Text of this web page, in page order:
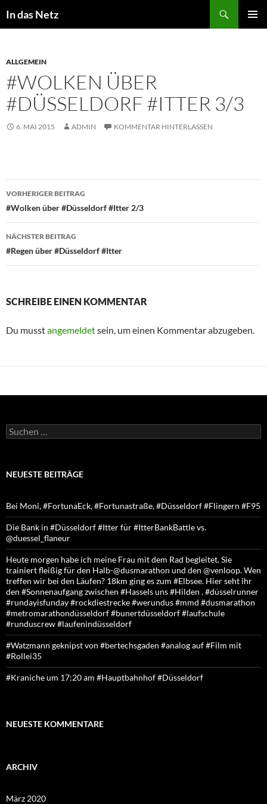
Inhalt
In das Netz
ALLGEMEIN
#WOLKEN ÜBER
#DÜSSELDORF #ITTER 3/3
6. MAI 2015 ADMIN KOMMENTAR HINTERLASSEN
Beitragsnavigation
VORHERIGER BEITRAG
#Wolken über #Düsseldorf #Itter 2/3
NÄCHSTER BEITRAG
#Regen über #Düsseldorf #Itter
SCHREIBE EINEN KOMMENTAR
Du musstangemeldetsein, um einen Kommentar abzugeben.
Suchen
nach:
NEUESTE BEITRÄGE
Bei Moni, #FortunaEck, #Fortunastraße, #Düsseldorf #Flingern #F95
Die Bank in #Düsseldorf #Itter für #ItterBankBattle vs.
@duessel_flaneur
Heute morgen habe ich meine Frau mit dem Rad begleitet. Sie
trainiert fleißig für den Halb-@dusmarathon und den @venloop. Wen
treffen wir bei den Läufen? 18km ging es zum #Elbsee. Hier seht ihr
den #Sonnenaufgang zwischen #Hassels uns #Hilden . #düsselrunner
#rundayisfunday #rockdiestrecke #werundus #mmd #dusmarathon
#metromarathondüsseldorf #bunertdüsseldorf #laufschule
#runduscrew #laufenindüsseldorf
#Watzmann geknipst von #bertechsgaden #analog auf #Film mit
#Rollei35
#Kraniche um 17:20 am #Hauptbahnhof #Düsseldorf
NEUESTE KOMMENTARE
ARCHIV
März 2020